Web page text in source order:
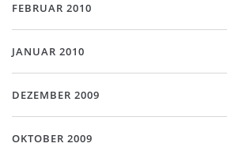
FEBRUAR 2010
JANUAR 2010
DEZEMBER 2009
OKTOBER 2009